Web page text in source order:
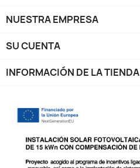
NUESTRA EMPRESA
SU CUENTA
INFORMACIÓN DE LA TIENDA